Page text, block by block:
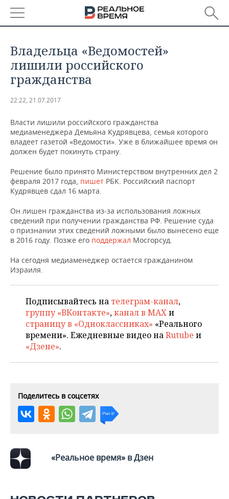
БАШКОРТОСТАН
ТАТАРСТАН
НОВОСТИ
АНАЛИТИКА
ДЕКЛАРАЦИИ О ДОХОДАХ
КОРОЛИ ГОСЗАКАЗА ПФО
ВУЗЫ ТАТАРСТАНА
ТОРГОВЫЕ ЦЕНТРЫ
ТАТАРСТАНА
НОВОСТИ ЭКОНОМИКИ
ФИНАНСЫ
БАНКИ
ИНВЕСТИЦИИ
ПРОМЫШЛЕННОСТЬ
НОВОСТИ
АГРОПРОМ
МАШИНОСТРОЕНИЕ
НЕФТЕХИМИЯ
НЕФТЬ
ЭНЕРГЕТИКА
НЕДВИЖИМОСТЬ
НОВОСТИ НЕДВИЖИМОСТИ
АВТО
НОВОСТИ БИЗНЕСА
ТРАНСПОРТ
УСЛУГИ
ТЕХНОЛОГИИ
IT
МЕДИА
ТЕЛЕКОММУНИКАЦИИ
НОВОСТИ МЕРОПРИЯТИЙ
ВЫЕЗДНАЯ РЕДАКЦИЯ
БИЗНЕС-БРАНЧИ
ONLINE-КОНФЕРЕНЦИИ
СПОРТ
НОВОСТИ СПОРТА
ФУТБОЛ
ХОККЕЙ
КИБЕРСПОРТ
ВОДНЫЕ ВИДЫ СПОРТА
ОБЩЕСТВО
НОВОСТИ ОБЩЕСТВА
ВЛАСТЬ
КУЛЬТУРА
ОБРАЗОВАНИЕ
ФОТОГАЛЕРЕЯ
СЮЖЕТЫ
СПИСОК КОМПАНИЙ
ПОЛНАЯ ВЕРСИЯ
Владельца «Ведомостей»
лишили российского
гражданства
22:22, 21.07.2017
Власти лишили российского гражданства
медиаменеджера Демьяна Кудрявцева, семья которого
владеет газетой «Ведомости». Уже в ближайшее время он
должен будет покинуть страну.
Решение было принято Министерством внутренних дел 2
февраля 2017 года, пишет РБК. Российский паспорт
Кудрявцев сдал 16 марта.
Он лишен гражданства из-за использования ложных
сведений при получении гражданства РФ. Решение суда
о признании этих сведений ложными было вынесено еще
в 2016 году. Позже его поддержал Мосгорсуд.
На сегодня медиаменеджер остается гражданином
Израиля.
Подписывайтесь на телеграм-канал,
группу «ВКонтакте»,канал в MAXи
страницу в «Одноклассниках» «Реального
времени». Ежедневные видео наRutube и
«Дзене».
Поделитесь в соцсетях
«Реальное время» в Дзен